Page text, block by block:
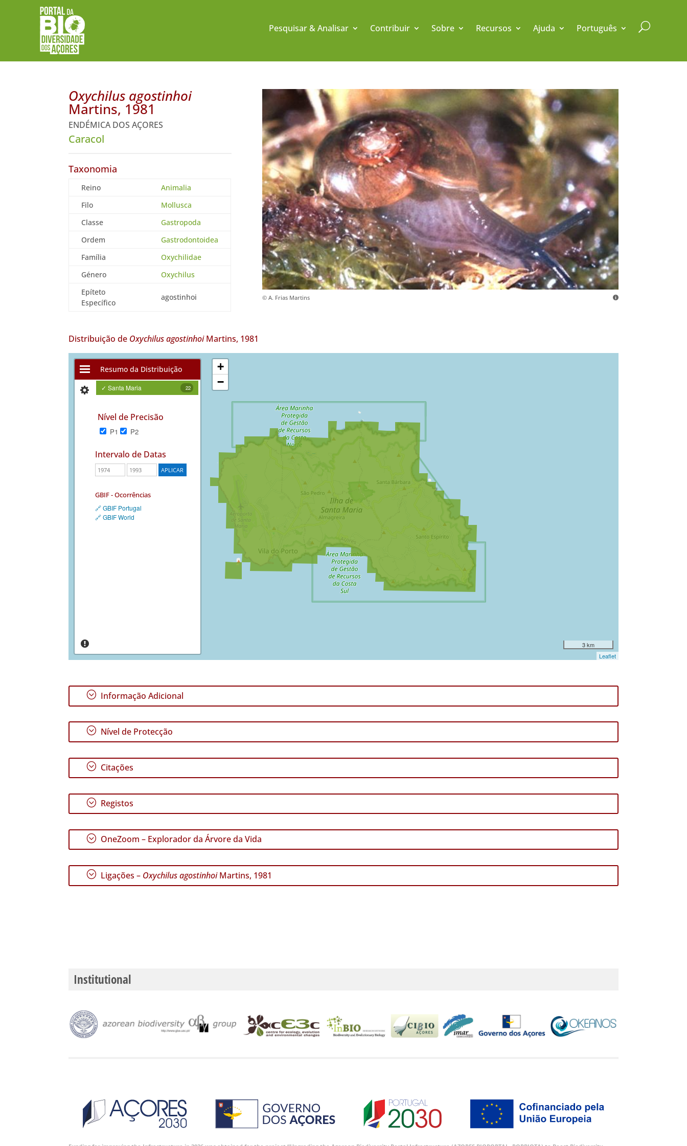
Pesquisar & Analisar Contribuir Sobre Recursos Ajuda Português U
Oxychilus agostinhoi
Martins, 1981
ENDÉMICA DOS AÇORES
Caracol
Taxonomia
Reino
Animalia
Filo
Mollusca
Classe
Gastropoda
Ordem
Gastrodontoidea
Família
Oxychilidae
Género
Oxychilus
Epíteto
Específico
agostinhoi © A. Frias Martins
Distribuição de Oxychilus agostinhoiMartins, 1981
Resumo da Distribuição
✓ Santa Maria 22
Nível de Precisão
P1 P2
Intervalo de Datas
GBIF - Ocorrências
🔗 GBIF Portugal
🔗 GBIF World
+
−
3 km
Leaflet
; Informação Adicional
; Nível de Protecção
; Citações
; Registos
; OneZoom – Explorador da Árvore da Vida
; Ligações – Oxychilus agostinhoiMartins, 1981
Institutional